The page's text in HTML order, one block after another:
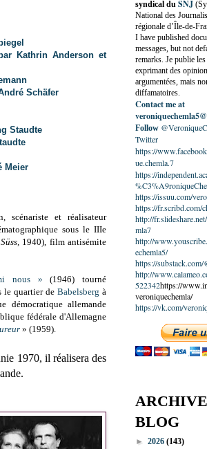
Kathrin Anderson et
Schäfer
Staudte
Meier
scénariste et réalisateur
sous le IIIe
1940), film antisémite
nous » (1946) tourné
le quartier deBabelsberg à
démocratique allemande
fédérale d'Allemagne
» (1959).
1970, il réalisera des
syndical du SNJ
National des
régionale d’Île-de-
I have published
messages, but not
remarks. Je publie
exprimant des
argumentées, mais
diffamatoires.
Contact me at
Follow
Twitter
https://
ue.chemla.7
https://
https://issuu.com/
https://fr.scribd.com/
http://
mla7
http://
echemla5/
https://substack.com/
http://
522342https://
veroniquechemla/
https://vk.com/
BLOG
► 2026 (143)